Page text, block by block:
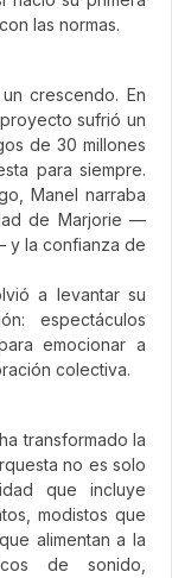
las normas.
crescendo. En
sufrió un
de 30 millones
para siempre.
Manel narraba
de Marjorie —
y la confianza de
a levantar su
espectáculos
emocionar a
colectiva.
transformado la
no es solo
que incluye
modistos que
alimentan a la
de sonido,